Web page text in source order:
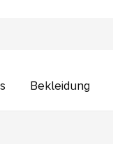
Bekleidung